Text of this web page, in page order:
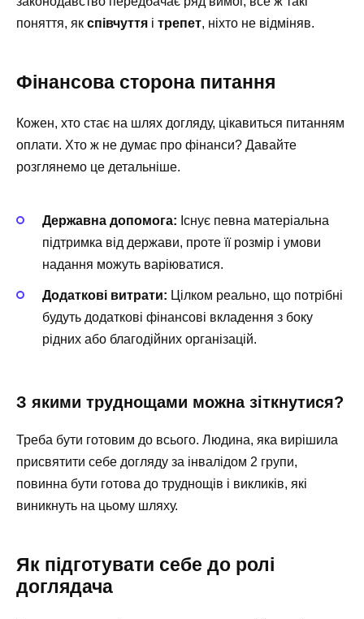
поняття, як співчуття і трепет, ніхто не відміняв.
Фінансова сторона питання
Кожен, хто стає на шлях догляду, цікавиться питанням
оплати. Хто ж не думає про фінанси? Давайте
розглянемо це детальніше.
Державна допомога: Існує певна матеріальна
підтримка від держави, проте її розмір і умови
надання можуть варіюватися.
Додаткові витрати: Цілком реально, що потрібні
будуть додаткові фінансові вкладення з боку
рідних або благодійних організацій.
З якими труднощами можна зіткнутися?
Треба бути готовим до всього. Людина, яка вирішила
присвятити себе догляду за інвалідом 2 групи,
повинна бути готова до труднощів і викликів, які
виникнуть на цьому шляху.
Як підготувати себе до ролі
доглядача